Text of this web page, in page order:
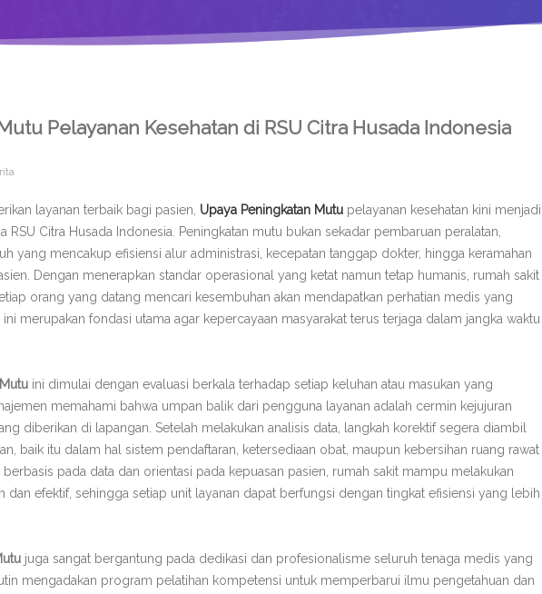
Pelayanan Kesehatan di RSU Citra Husada Indonesia
layanan terbaik bagi pasien, Upaya Peningkatan Mutu pelayanan kesehatan kini menjadi
RSU Citra Husada Indonesia. Peningkatan mutu bukan sekadar pembaruan peralatan,
yang mencakup efisiensi alur administrasi, kecepatan tanggap dokter, hingga keramahan
Dengan menerapkan standar operasional yang ketat namun tetap humanis, rumah sakit
orang yang datang mencari kesembuhan akan mendapatkan perhatian medis yang
merupakan fondasi utama agar kepercayaan masyarakat terus terjaga dalam jangka waktu
ini dimulai dengan evaluasi berkala terhadap setiap keluhan atau masukan yang
memahami bahwa umpan balik dari pengguna layanan adalah cermin kejujuran
diberikan di lapangan. Setelah melakukan analisis data, langkah korektif segera diambil
baik itu dalam hal sistem pendaftaran, ketersediaan obat, maupun kebersihan ruang rawat
pada data dan orientasi pada kepuasan pasien, rumah sakit mampu melakukan
dan efektif, sehingga setiap unit layanan dapat berfungsi dengan tingkat efisiensi yang lebih
juga sangat bergantung pada dedikasi dan profesionalisme seluruh tenaga medis yang
mengadakan program pelatihan kompetensi untuk memperbarui ilmu pengetahuan dan